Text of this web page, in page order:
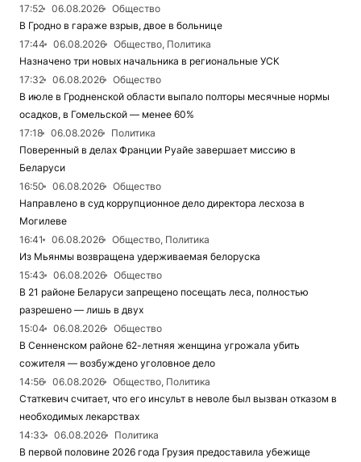
17:52
06.08.2026
Общество
В Гродно в гараже взрыв, двое в больнице
17:44
06.08.2026
Общество, Политика
Назначено три новых начальника в региональные УСК
17:32
06.08.2026
Общество
В июле в Гродненской области выпало полторы месячные нормы
осадков, в Гомельской — менее 60%
17:18
06.08.2026
Политика
Поверенный в делах Франции Руайе завершает миссию в
Беларуси
16:50
06.08.2026
Общество
Направлено в суд коррупционное дело директора лесхоза в
Могилеве
16:41
06.08.2026
Общество, Политика
Из Мьянмы возвращена удерживаемая белоруска
15:43
06.08.2026
Общество
В 21 районе Беларуси запрещено посещать леса, полностью
разрешено — лишь в двух
15:04
06.08.2026
Общество
В Сенненском районе 62-летняя женщина угрожала убить
сожителя — возбуждено уголовное дело
14:56
06.08.2026
Общество, Политика
Статкевич считает, что его инсульт в неволе был вызван отказом в
необходимых лекарствах
14:33
06.08.2026
Политика
В первой половине 2026 года Грузия предоставила убежище